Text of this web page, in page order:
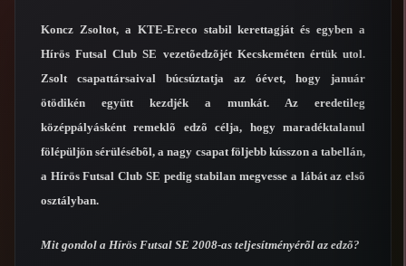
Koncz Zsoltot, a KTE-Ereco stabil kerettagját és egyben a
Hírös Futsal Club SE vezetõedzõjét Kecskeméten értük utol.
Zsolt csapattársaival búcsúztatja az óévet, hogy január
ötödikén együtt kezdjék a munkát. Az eredetileg
középpályásként remeklõ edzõ célja, hogy maradéktalanul
fölépüljön sérülésébõl, a nagy csapat följebb kússzon a tabellán,
a Hírös Futsal Club SE pedig stabilan megvesse a lábát az elsõ
osztályban.
Mit gondol a Hírös Futsal SE 2008-as teljesítményérõl az edzõ?